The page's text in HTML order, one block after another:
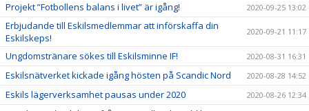
Projekt ”Fotbollens balans i livet” är igång! 2020-09-25 13:02
Erbjudande till Eskilsmedlemmar att införskaffa din
Eskilskeps!
2020-09-21 11:17
Ungdomstränare sökes till Eskilsminne IF! 2020-08-31 16:31
Eskilsnätverket kickade igång hösten på Scandic Nord 2020-08-28 14:52
Eskils lägerverksamhet pausas under 2020 2020-08-26 12:34